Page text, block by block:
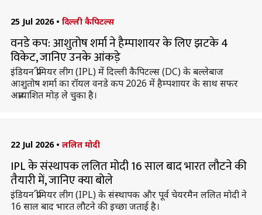
25 Jul 2026 • दिल्ली कैपिटल्स
वनडे कप: आशुतोष शर्मा ने हैम्पाशायर के लिए झटके 4
विकेट, जानिए उनके आंकड़े
इंडियन प्रीमियर लीग (IPL) में दिल्ली कैपिटल्स (DC) के बल्लेबाज
आशुतोष शर्मा का रॉयल वनडे कप 2026 में हैम्पशायर के साथ सफर
अप्रत्याशित मोड़ ले चुका है।
22 Jul 2026 • ललित मोदी
IPL के संस्थापक ललित मोदी 16 साल बाद भारत लौटने की
तैयारी में, जानिए क्या बोले
इंडियन प्रीमियर लीग (IPL) के संस्थापक और पूर्व चेयरमैन ललित मोदी ने
16 साल बाद भारत लौटने की इच्छा जताई है।